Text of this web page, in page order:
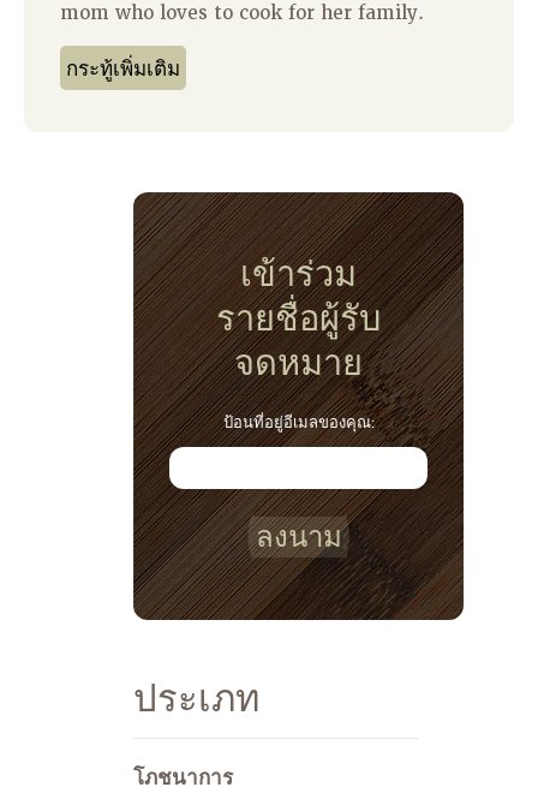
mom who loves to cook for her family.
กระทู้เพิ่มเติม
เข้าร่วม
รายชื่อผู้รับ
จดหมาย
ป้อนที่อยู่อีเมลของคุณ:
ลงนาม
ประเภท
โภชนาการ